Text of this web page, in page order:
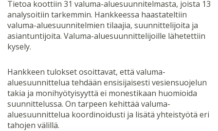
Tietoa koottiin 31 valuma-aluesuunnitelmasta, joista 13
analysoitiin tarkemmin. Hankkeessa haastateltiin
valuma-aluesuunnitelmien tilaajia, suunnittelijoita ja
asiantuntijoita. Valuma-aluesuunnittelijoille lähetettiin
kysely.
Hankkeen tulokset osoittavat, että valuma-
aluesuunnittelua tehdään ensisijaisesti vesiensuojelun
takia ja monihyötyisyyttä ei monestikaan huomioida
suunnittelussa. On tarpeen kehittää valuma-
aluesuunnittelua koordinoidusti ja lisätä yhteistyötä eri
tahojen välillä.